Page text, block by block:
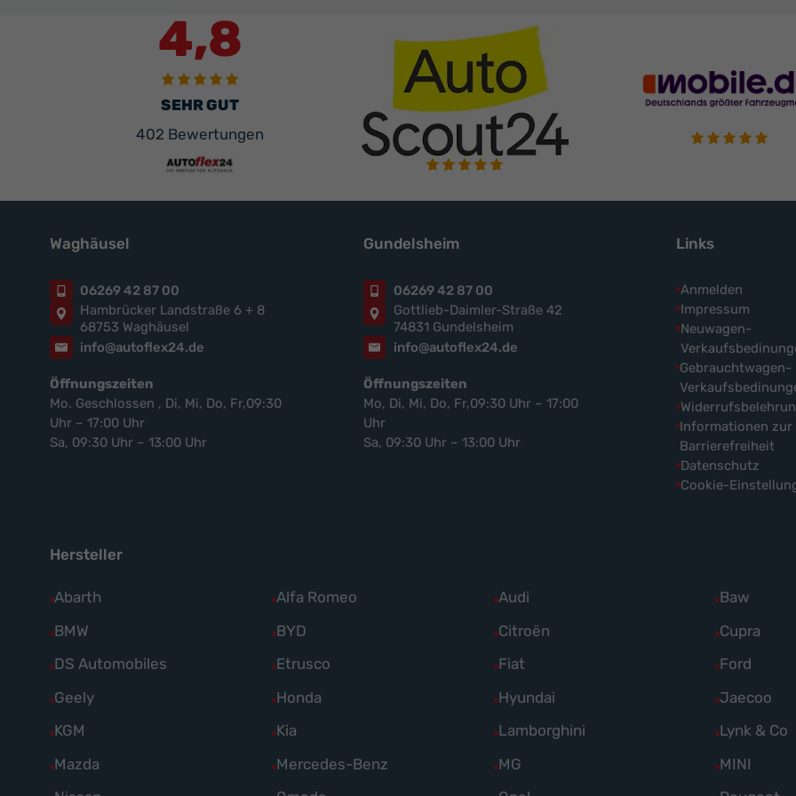
4,8
SEHR GUT
402 Bewertungen
Waghäusel
06269 42 87 00
Hambrücker Landstraße 6 + 8
68753 Waghäusel
info@autoflex24.de
Öffnungszeiten
Mo. Geschlossen , Di, Mi, Do, Fr,09:30
Uhr – 17:00 Uhr
Sa, 09:30 Uhr – 13:00 Uhr
Gundelsheim
06269 42 87 00
Gottlieb-Daimler-Straße 42
74831 Gundelsheim
info@autoflex24.de
Öffnungszeiten
Mo, Di, Mi, Do, Fr,09:30 Uhr – 17:00
Uhr
Sa, 09:30 Uhr – 13:00 Uhr
Links
Anmelden
Impressum
Neuwagen-
Gebrauchtwagen-
Informationen zur
Barrierefreiheit
Datenschutz
Cookie-
Hersteller
Abarth
Alle
Fahrzeuge
Abarth
anzeigen
Alfa Romeo
Alle
Fahrzeuge
Alfa
Romeo
anzeigen
Audi
Alle
Fahrzeuge
Audi
anzeigen
Baw
Alle
Fahrzeuge
Baw
anzeigen
BMW
Alle
Fahrzeuge
BMW
anzeigen
BYD
Alle
Fahrzeuge
BYD
anzeigen
Citroën
Alle
Fahrzeuge
Citroën
anzeigen
Cupra
Alle
Fahrzeuge
Cupra
anzeigen
DS Automobiles
Alle
Fahrzeuge
DS
Automobiles
Etrusco
Alle
Fahrzeuge
Etrusco
anzeigen
Fiat
Alle
Fahrzeuge
Fiat
anzeigen
Ford
Alle
Fahrzeuge
Ford
anzeigen
Geely
Alle
Fahrzeuge
Geely
Honda
Alle
Fahrzeuge
Honda
Hyundai
Alle
Fahrzeuge
Hyundai
Jaecoo
Alle
Fahrzeuge
Jaecoo
KGM
Alle
Fahrzeuge
Kia
Alle
Fahrzeuge
Lamborghini
Alle
Fahrzeuge
Lynk & Co
Alle
Fahrzeuge
Mazda
Alle
Fahrzeuge
Mercedes-Benz
Alle
Fahrzeuge
MG
Alle
Fahrzeuge
MINI
Alle
Fahrzeuge